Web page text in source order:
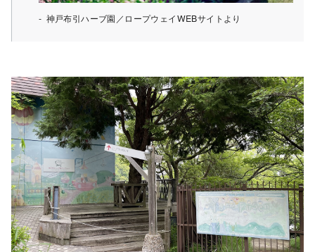
神戸布引ハーブ園／ロープウェイWEBサイトより